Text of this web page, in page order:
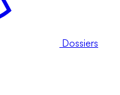
Dossiers